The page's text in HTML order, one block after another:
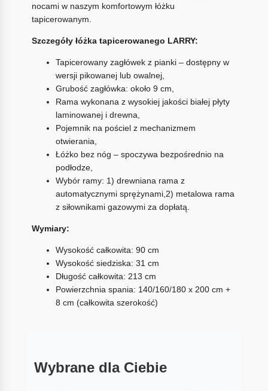
nocami w naszym komfortowym łóżku
tapicerowanym.
Szczegóły łóżka tapicerowanego LARRY:
Tapicerowany zagłówek z pianki – dostępny w
wersji pikowanej lub owalnej,
Grubość zagłówka: około 9 cm,
Rama wykonana z wysokiej jakości białej płyty
laminowanej i drewna,
Pojemnik na pościel z mechanizmem
otwierania,
Łóżko bez nóg – spoczywa bezpośrednio na
podłodze,
Wybór ramy: 1) drewniana rama z
automatycznymi sprężynami,2) metalowa rama
z siłownikami gazowymi za dopłatą.
Wymiary:
Wysokość całkowita: 90 cm
Wysokość siedziska: 31 cm
Długość całkowita: 213 cm
Powierzchnia spania: 140/160/180 x 200 cm +
8 cm (całkowita szerokość)
Wybrane dla Ciebie